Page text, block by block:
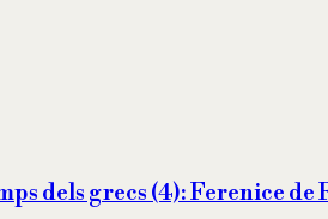
dels grecs (4): Ferenice de